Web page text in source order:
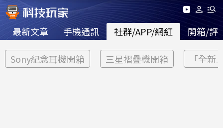
最新文章 手機通訊 社群/APP/網紅 開箱/評
Sony紀念耳機開箱 三星摺疊機開箱 「全新